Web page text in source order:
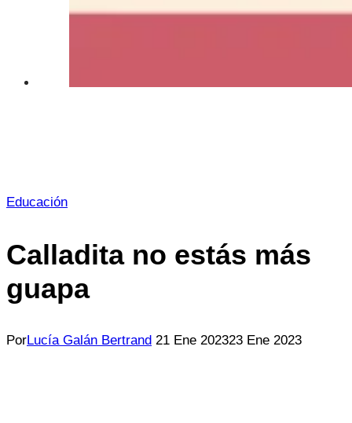
Educación
Calladita no estás más
guapa
PorLucía Galán Bertrand 21 Ene 202323 Ene 2023